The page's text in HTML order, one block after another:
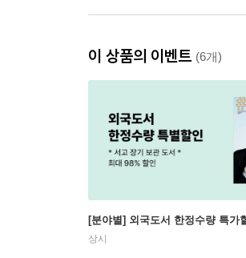
이 상품의 이벤트 (6개)
[분야별] 외국도서 한정수량 특가
상시